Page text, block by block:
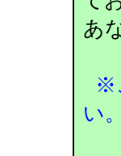
あ
※
い